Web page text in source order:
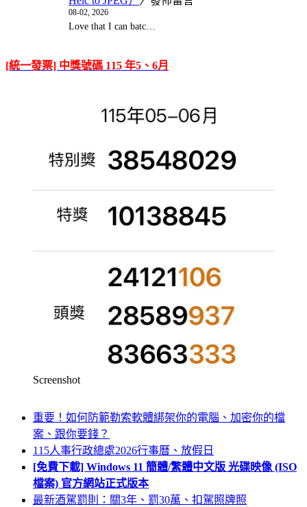
08-02, 2026
Love that I can batc…
[統一發票] 中獎號碼 115 年5、6月
Screenshot
重要！如何防範勒索軟體綁架你的電腦、加密你的檔
案、跟你要錢？
115人事行政總處2026行事曆、放假日
[免費下載] Windows 11 簡體/繁體中文版 光碟映像 (ISO
檔案) 官方網站正式版本
最新酒駕罰則：關3年、罰30萬、扣駕照牌照